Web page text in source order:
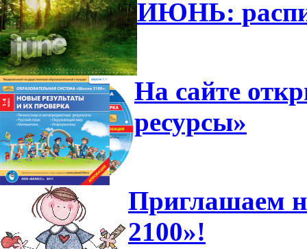
ИЮНЬ:
На сайте
ресурсы»
Приглашаем
2100»!